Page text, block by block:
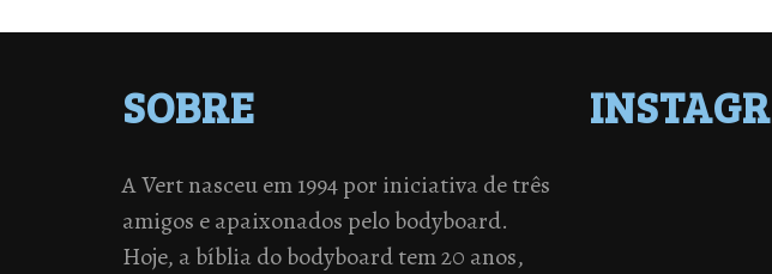
SOBRE
A Vert nasceu em 1994 por iniciativa de três
amigos e apaixonados pelo bodyboard.
Hoje, a bíblia do bodyboard tem 20 anos,